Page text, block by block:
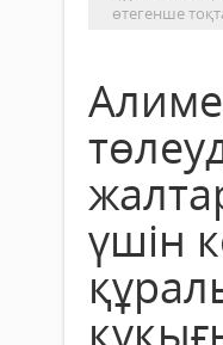
өтегенше
үшін